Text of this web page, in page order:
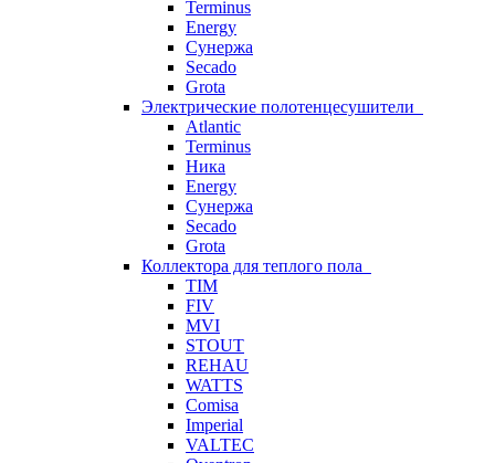
Terminus
Energy
Сунержа
Secado
Grota
Электрические полотенцесушители
Atlantic
Terminus
Ника
Energy
Сунержа
Secado
Grota
Коллектора для теплого пола
TIM
FIV
MVI
STOUT
REHAU
WATTS
Comisa
Imperial
VALTEC